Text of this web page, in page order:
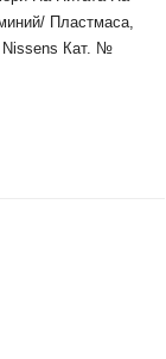
Пластмаса,
Nissens Кат. №